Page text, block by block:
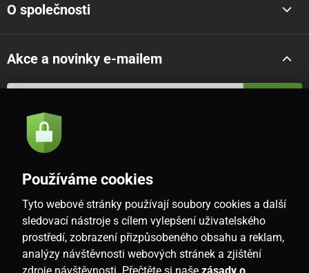
O společnosti
Akce a novinky e-mailem
Souhlasím se
CZ
Používáme cookies
Tyto webové stránky používají soubory cookies a další
sledovací nástroje s cílem vylepšení uživatelského
prostředí, zobrazení přizpůsobeného obsahu a reklam,
analýzy návštěvnosti webových stránek a zjištění